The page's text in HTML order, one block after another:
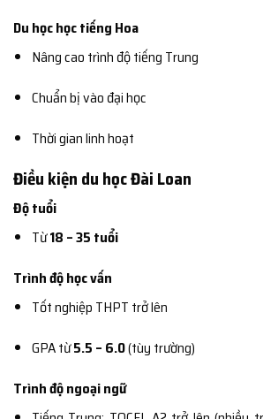
Du học học tiếng Hoa
Nâng cao trình độ tiếng Trung
Chuẩn bị vào đại học
Thời gian linh hoạt
Điều kiện du học Đài Loan
Độ tuổi
Từ18 – 35 tuổi
Trình độ học vấn
Tốt nghiệp THPT trở lên
GPA từ5.5 – 6.0(tùy trường)
Trình độ ngoại ngữ